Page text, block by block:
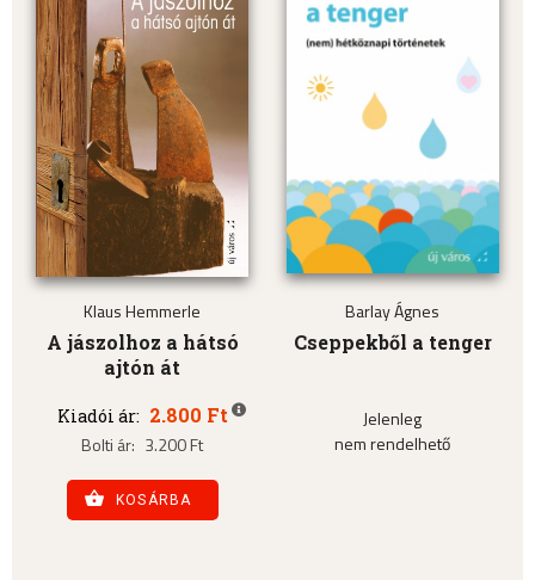
Klaus Hemmerle
A jászolhoz a hátsó
ajtón át
Kiadói ár: 2.800 Ft
Bolti ár: 3.200 Ft
KOSÁRBA
Barlay Ágnes
Cseppekből a tenger
Jelenleg
nem rendelhető